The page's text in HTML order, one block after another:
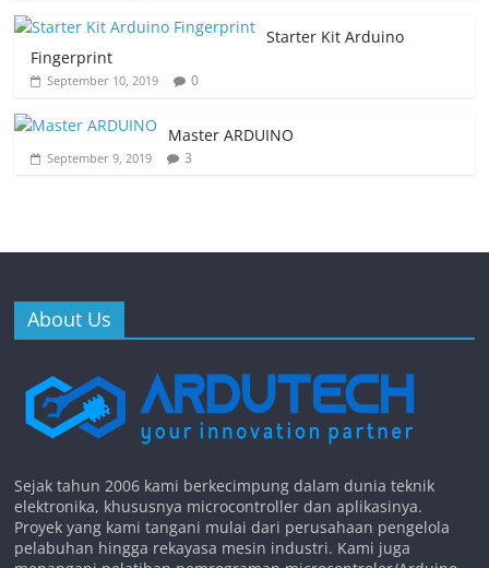
Starter Kit Arduino
Fingerprint
September 10, 2019 0
Master ARDUINO
September 9, 2019 3
About Us
Sejak tahun 2006 kami berkecimpung dalam dunia teknik
elektronika, khususnya microcontroller dan aplikasinya.
Proyek yang kami tangani mulai dari perusahaan pengelola
pelabuhan hingga rekayasa mesin industri. Kami juga